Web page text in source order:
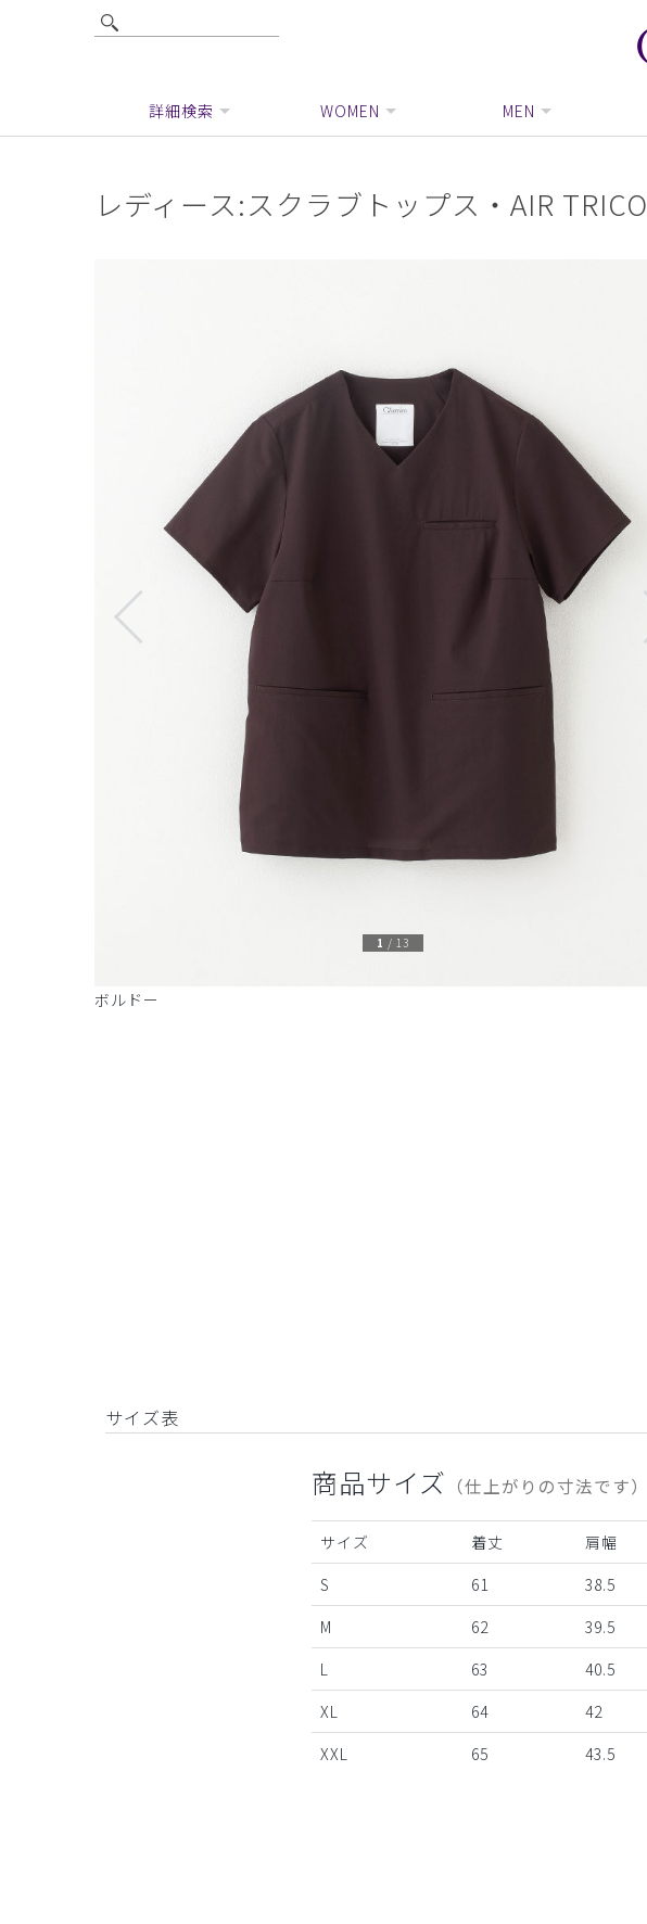
詳細検索 WOMEN MEN
レディース:スクラブトップス・AIR TRICO
ボルドー
1 / 13
サイズ表
商品サイズ （仕上がりの寸法です）
サイズ 着丈 肩幅
S
61 38.5
M
62 39.5
L
63 40.5
XL
64 42
XXL
65 43.5